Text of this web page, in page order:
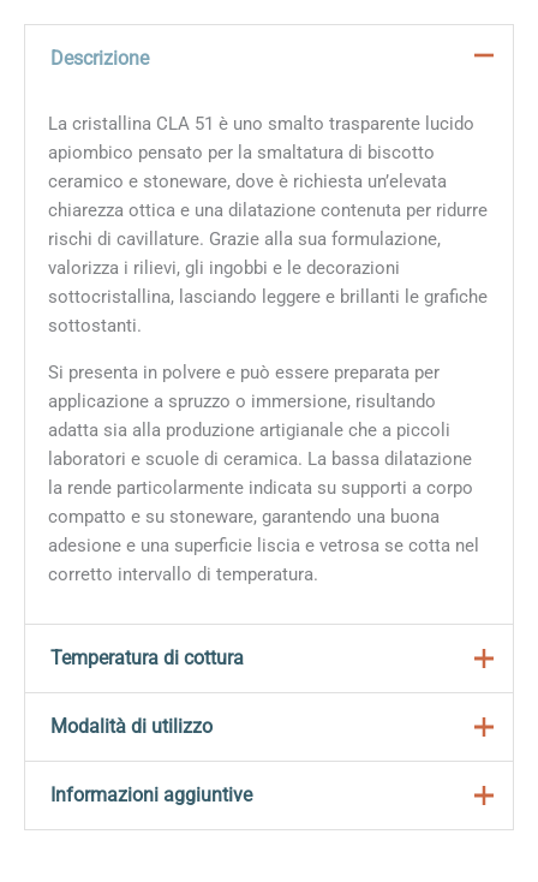
Descrizione
La cristallina CLA 51 è uno smalto trasparente lucido
apiombico pensato per la smaltatura di biscotto
ceramico e stoneware, dove è richiesta un’elevata
chiarezza ottica e una dilatazione contenuta per ridurre
rischi di cavillature. Grazie alla sua formulazione,
valorizza i rilievi, gli ingobbi e le decorazioni
sottocristallina, lasciando leggere e brillanti le grafiche
sottostanti.​
Si presenta in polvere e può essere preparata per
applicazione a spruzzo o immersione, risultando
adatta sia alla produzione artigianale che a piccoli
laboratori e scuole di ceramica. La bassa dilatazione
la rende particolarmente indicata su supporti a corpo
compatto e su stoneware, garantendo una buona
adesione e una superficie liscia e vetrosa se cotta nel
corretto intervallo di temperatura.
Temperatura di cottura
Range consigliato circa 970–1020°C (equivalente a
lucentezza come cristallina a bassa dilatazione.​
Si raccomanda di adattare leggermente la
Modalità di utilizzo
Preparare la polvere miscelandola con acqua pulita
Informazioni aggiuntive